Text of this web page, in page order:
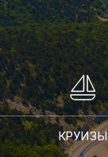
КРУИЗЫ